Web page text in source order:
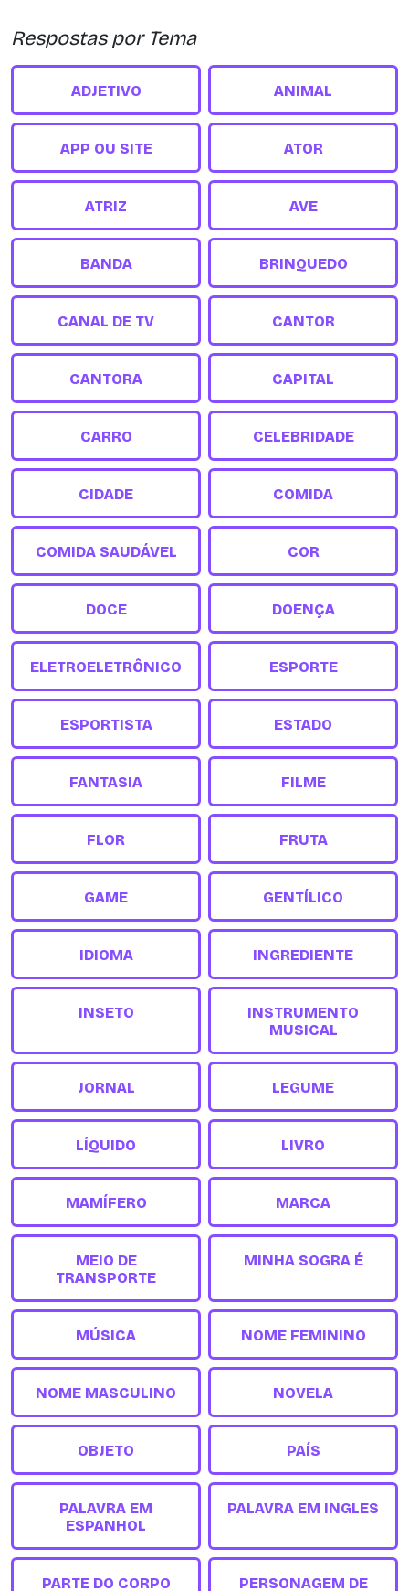
Respostas por Tema
ADJETIVO ANIMAL
APP OU SITE ATOR
ATRIZ AVE
BANDA BRINQUEDO
CANAL DE TV CANTOR
CANTORA CAPITAL
CARRO CELEBRIDADE
CIDADE COMIDA
COMIDA SAUDÁVEL COR
DOCE DOENÇA
ELETROELETRÔNICO ESPORTE
ESPORTISTA ESTADO
FANTASIA FILME
FLOR FRUTA
GAME GENTÍLICO
IDIOMA INGREDIENTE
INSETO
INSTRUMENTO
MUSICAL
JORNAL LEGUME
LÍQUIDO LIVRO
MAMÍFERO MARCA
MEIO DE
TRANSPORTE
MINHA SOGRA É
MÚSICA NOME FEMININO
NOME MASCULINO NOVELA
OBJETO PAÍS
PALAVRA EM
ESPANHOL
PALAVRA EM INGLES
PARTE DO CORPO
PERSONAGEM DE